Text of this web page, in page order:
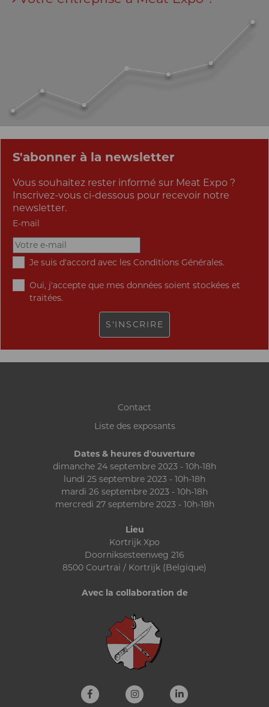
S'abonner à la newsletter
Vous souhaitez rester informé sur Meat Expo ?
Inscrivez-vous ci-dessous pour recevoir notre
newsletter.
E-mail
Je suis d'accord avec les Conditions Générales.
Oui, j'accepte que mes données soient stockées et
traitées.
S'INSCRIRE
Contact
Liste des exposants
Dates & heures d'ouverture
dimanche 24 septembre 2023 - 10h-18h
lundi 25 septembre 2023 - 10h-18h
mardi 26 septembre 2023 - 10h-18h
mercredi 27 septembre 2023 - 10h-18h
Lieu
Kortrijk Xpo
Doorniksesteenweg 216
8500 Courtrai / Kortrijk (Belgique)
Avec la collaboration de